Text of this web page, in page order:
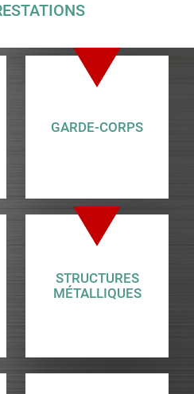
GARDE-CORPS
STRUCTURES
MÉTALLIQUES